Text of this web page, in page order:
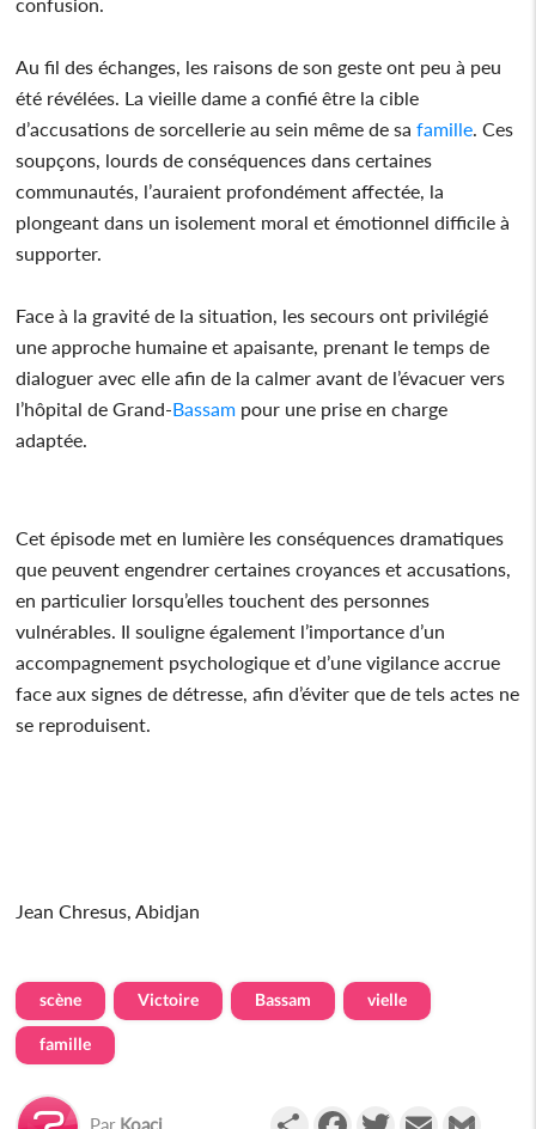
Au fil des échanges, les raisons de son geste ont peu à peu
été révélées. La vieille dame a confié être la cible
d’accusations de sorcellerie au sein même de safamille . Ces
soupçons, lourds de conséquences dans certaines
communautés, l’auraient profondément affectée, la
plongeant dans un isolement moral et émotionnel difficile à
supporter.
Face à la gravité de la situation, les secours ont privilégié
une approche humaine et apaisante, prenant le temps de
dialoguer avec elle afin de la calmer avant de l’évacuer vers
l’hôpital de Grand-Bassam pour une prise en charge
adaptée.
Cet épisode met en lumière les conséquences dramatiques
que peuvent engendrer certaines croyances et accusations,
en particulier lorsqu’elles touchent des personnes
vulnérables. Il souligne également l’importance d’un
accompagnement psychologique et d’une vigilance accrue
face aux signes de détresse, afin d’éviter que de tels actes ne
se reproduisent.
Jean Chresus, Abidjan
scène Victoire Bassam vielle
famille
Par Koaci PartagerFacebookTwitterEmail